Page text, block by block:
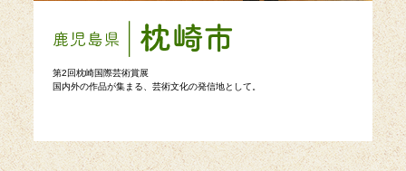
第2回枕崎国際芸術賞展
国内外の作品が集まる、芸術文化の発信地として。